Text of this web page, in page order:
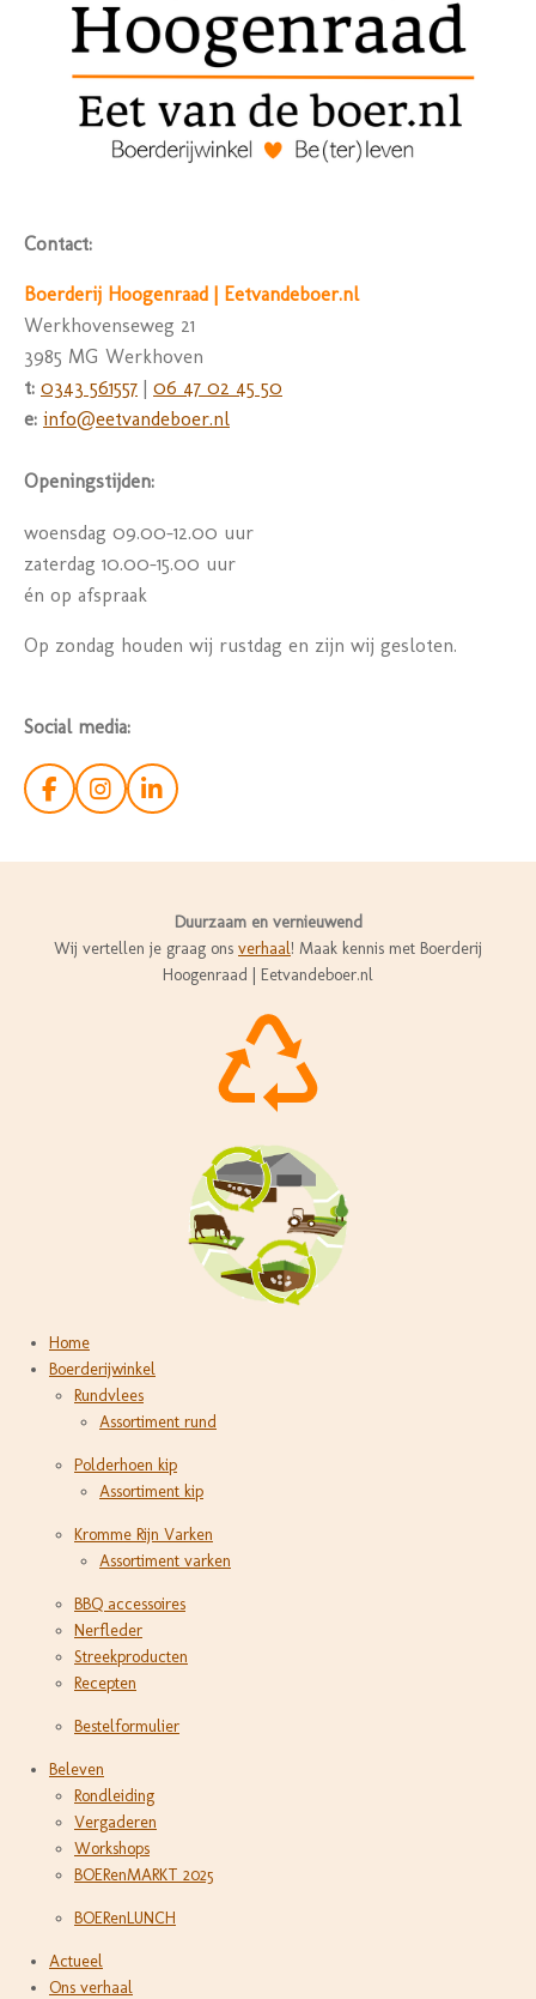
Contact:
Boerderij Hoogenraad | Eetvandeboer.nl
Werkhovenseweg 21
3985 MG Werkhoven
t: 0343 561557
06 47 02 45 50
e: info@eetvandeboer.nl
Openingstijden:
woensdag 09.00-12.00 uur
zaterdag 10.00-15.00 uur
én op afspraak
Op zondag houden wij rustdag en zijn wij gesloten.
Social media:
F
a
e
k
I
n
t
a
L
i
k
n
Duurzaam en vernieuwend
Wij vertellen je graag ons verhaal! Maak kennis met Boerderij
Hoogenraad | Eetvandeboer.nl
Home
Boerderijwinkel
Rundvlees
Assortiment rund
Polderhoen kip
Assortiment kip
Kromme Rijn Varken
Assortiment varken
BBQ accessoires
Nerfleder
Streekproducten
Recepten
Bestelformulier
Beleven
Rondleiding
Vergaderen
Workshops
BOERenMARKT 2025
BOERenLUNCH
Actueel
Ons verhaal